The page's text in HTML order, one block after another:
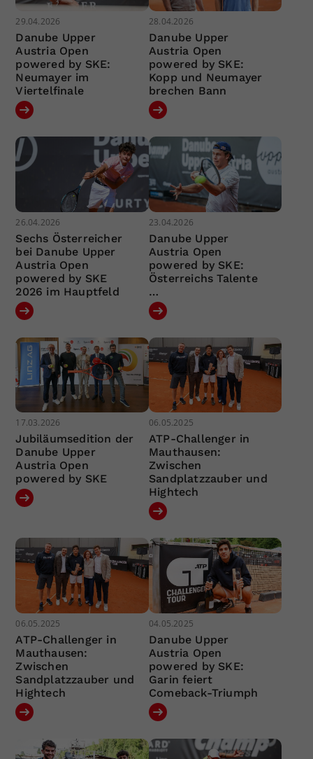
29.04.2026
Danube Upper
Austria Open
powered by SKE:
Neumayer im
Viertelfinale
28.04.2026
Danube Upper
Austria Open
powered by SKE:
Kopp und Neumayer
brechen Bann
26.04.2026
Sechs Österreicher
bei Danube Upper
Austria Open
powered by SKE
2026 im Hauptfeld
23.04.2026
Danube Upper
Austria Open
powered by SKE:
Österreichs Talente
…
17.03.2026
Jubiläumsedition der
Danube Upper
Austria Open
powered by SKE
06.05.2025
ATP-Challenger in
Mauthausen:
Zwischen
Sandplatzzauber und
Hightech
06.05.2025
ATP-Challenger in
Mauthausen:
Zwischen
Sandplatzzauber und
Hightech
04.05.2025
Danube Upper
Austria Open
powered by SKE:
Garin feiert
Comeback-Triumph